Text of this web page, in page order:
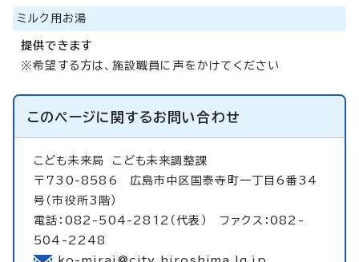
ミルク用お湯
提供できます
※希望する方は、施設職員に声をかけてください
このページに関するお問い合わせ
こども未来局 こども未来調整課
〒730-8586 広島市中区国泰寺町一丁目6番34
号（市役所3階）
電話：082-504-2812（代表） ファクス：082-
504-2248